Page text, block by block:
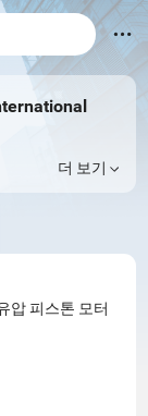
더 보기
압 피스톤 모터